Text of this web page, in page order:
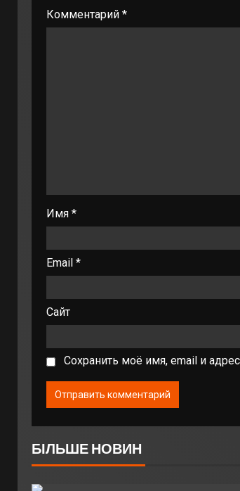
Комментарий *
Имя *
Email *
Сайт
Сохранить моё имя, email и
БІЛЬШЕ НОВИН